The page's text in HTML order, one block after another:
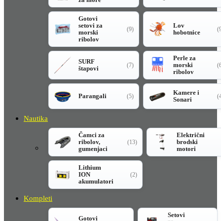
Gotovi
setovi za
morski
ribolov
(9)
Lov
hobotnice
SURF
štapovi
(7)
Perle za
morski
ribolov
Parangali (5)
Kamere i
Sonari
Nautika
Čamci za
ribolov,
gumenjaci
(13)
Električni
brodski
motori
Lithium
ION
akumulatori
(2)
Kompleti
Gotovi
Setovi